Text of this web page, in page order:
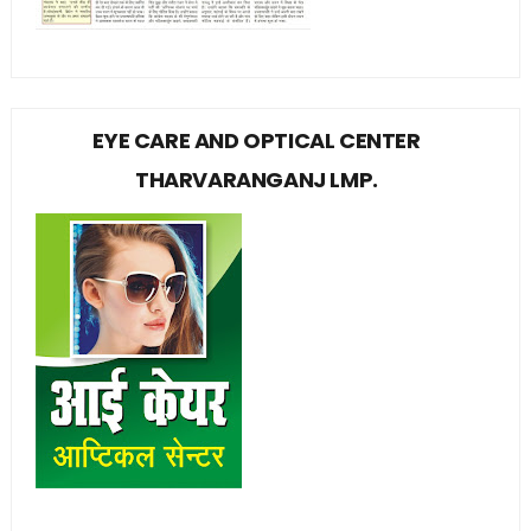
EYE CARE AND OPTICAL CENTER
THARVARANGANJ LMP.